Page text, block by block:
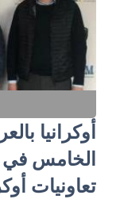
أوكرانيا
الخامس في
تعاونيات